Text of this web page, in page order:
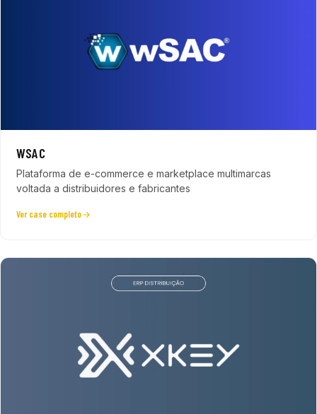
WSAC
Plataforma de e-commerce e marketplace multimarcas
voltada a distribuidores e fabricantes
Ver case completo